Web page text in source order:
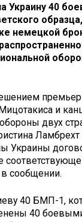
Украину 40
немецкой
и
двух
Украины
в сообщении.
40 БМП-1,
40